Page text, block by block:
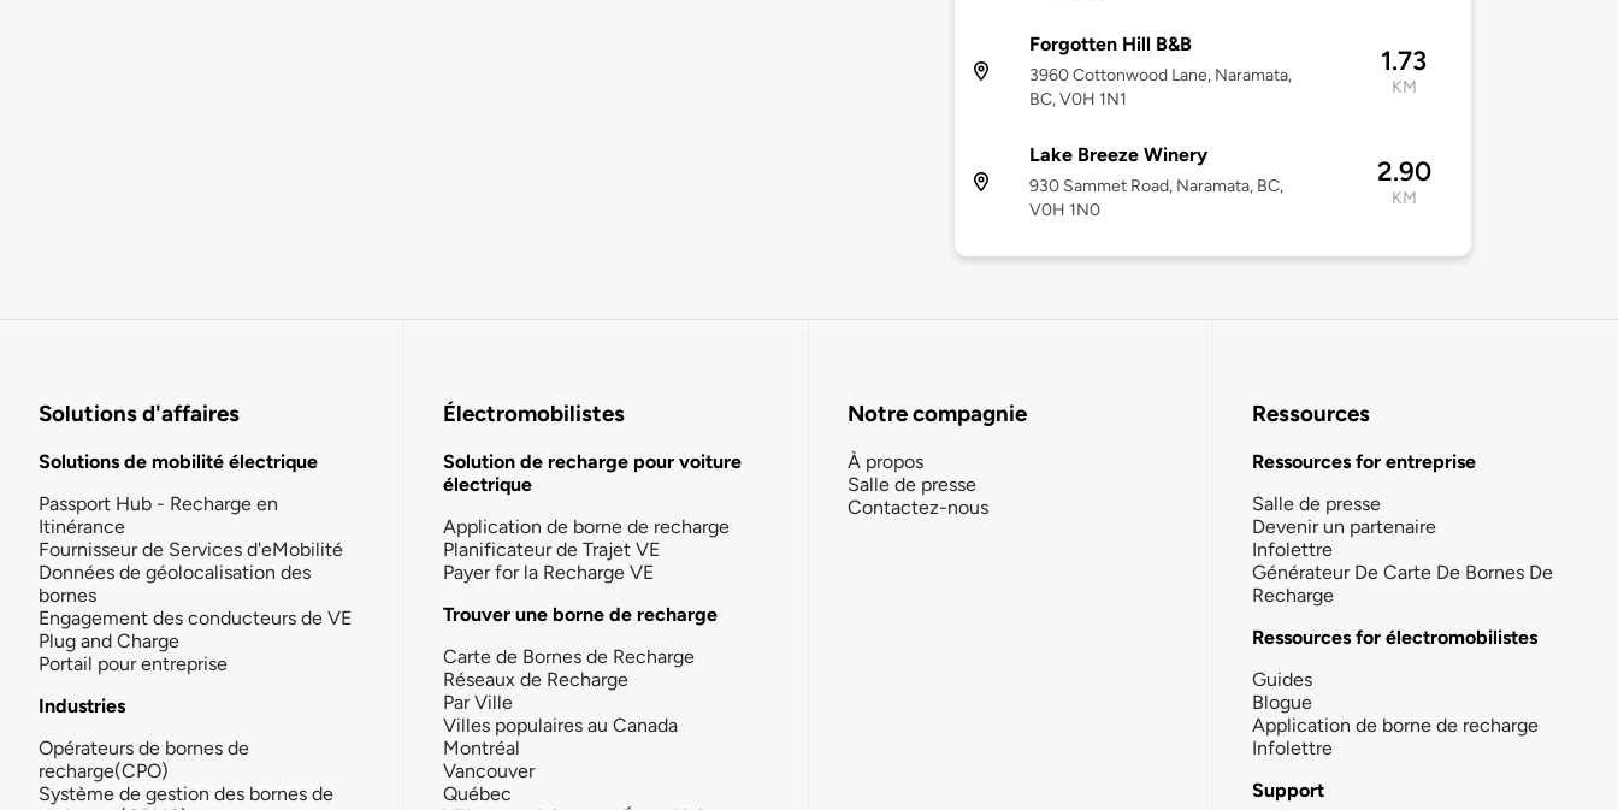
Forgotten Hill B&B
3960 Cottonwood Lane, Naramata,
BC, V0H 1N1
1.73
KM
Lake Breeze Winery
930 Sammet Road, Naramata, BC,
V0H 1N0
2.90
KM
Solutions d'affaires
Solutions de mobilité électrique
Passport Hub - Recharge en
Itinérance
Fournisseur de Services d'eMobilité
Données de géolocalisation des
bornes
Engagement des conducteurs de VE
Plug and Charge
Portail pour entreprise
Industries
Opérateurs de bornes de
recharge(CPO)
Système de gestion des bornes de
Électromobilistes
Solution de recharge pour voiture
électrique
Application de borne de recharge
Planificateur de Trajet VE
Payer for la Recharge VE
Trouver une borne de recharge
Carte de Bornes de Recharge
Réseaux de Recharge
Par Ville
Villes populaires au Canada
Montréal
Vancouver
Québec
Notre compagnie
À propos
Salle de presse
Contactez-nous
Ressources
Ressources for entreprise
Salle de presse
Devenir un partenaire
Infolettre
Générateur De Carte De Bornes De
Recharge
Ressources for électromobilistes
Guides
Blogue
Application de borne de recharge
Infolettre
Support